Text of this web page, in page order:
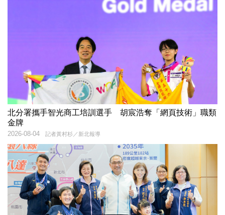
北分署攜手智光商工培訓選手 胡宸浩奪「網頁技術」職類
金牌
記者黃村杉／新北報導
2026-08-04